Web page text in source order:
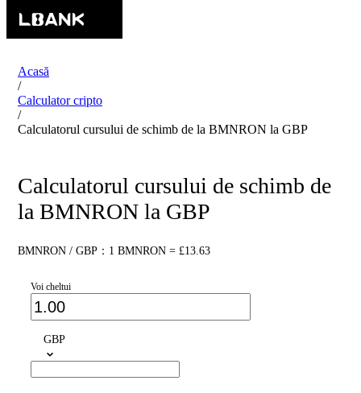
Acasă
/
Calculator cripto
/
Calculatorul cursului de schimb de la BMNRON la GBP
Calculatorul cursului de schimb de
la BMNRON la GBP
BMNRON / GBP：1 BMNRON = £13.63
Voi cheltui
GBP